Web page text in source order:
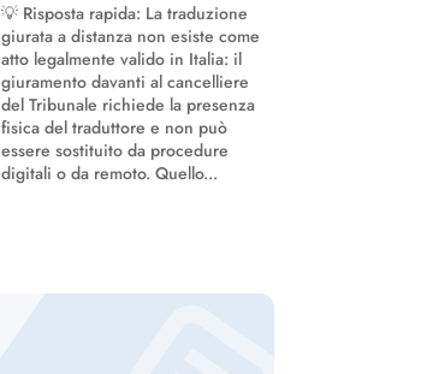
💡 Risposta rapida: La traduzione
giurata a distanza non esiste come
atto legalmente valido in Italia: il
giuramento davanti al cancelliere
del Tribunale richiede la presenza
fisica del traduttore e non può
essere sostituito da procedure
digitali o da remoto. Quello...